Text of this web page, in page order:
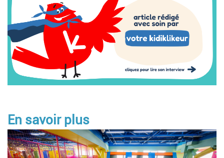
En savoir plus